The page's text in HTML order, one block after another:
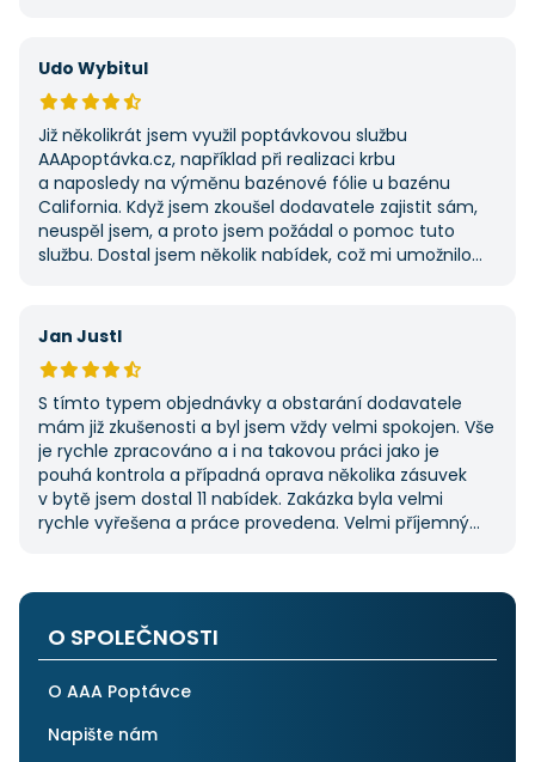
Udo Wybitul
Již několikrát jsem využil poptávkovou službu
AAApoptávka.cz, například při realizaci krbu
a naposledy na výměnu bazénové fólie u bazénu
California. Když jsem zkoušel dodavatele zajistit sám,
neuspěl jsem, a proto jsem požádal o pomoc tuto
službu. Dostal jsem několik nabídek, což mi umožnilo
i ostatním.
Jan Justl
S tímto typem objednávky a obstarání dodavatele
mám již zkušenosti a byl jsem vždy velmi spokojen. Vše
je rychle zpracováno a i na takovou práci jako je
pouhá kontrola a případná oprava několika zásuvek
v bytě jsem dostal 11 nabídek. Zakázka byla velmi
rychle vyřešena a práce provedena. Velmi příjemný
po všech stránkách plně spolehnout.
O SPOLEČNOSTI
O AAA Poptávce
Napište nám